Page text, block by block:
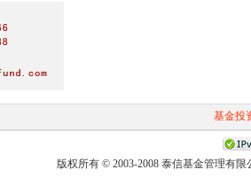
基金投
版权所有 © 2003-2008 泰信基金管理有限